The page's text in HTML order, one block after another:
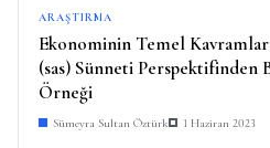
ARAŞTIRMA
Ekonominin Temel
(sas) Sünneti Perspektifinden
Örneği
Sümeyra Sultan Öztürk 1 Haziran 2023